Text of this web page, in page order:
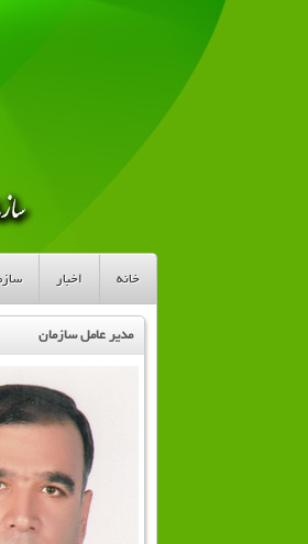
خانه اخبار
مدیر عامل سازمان